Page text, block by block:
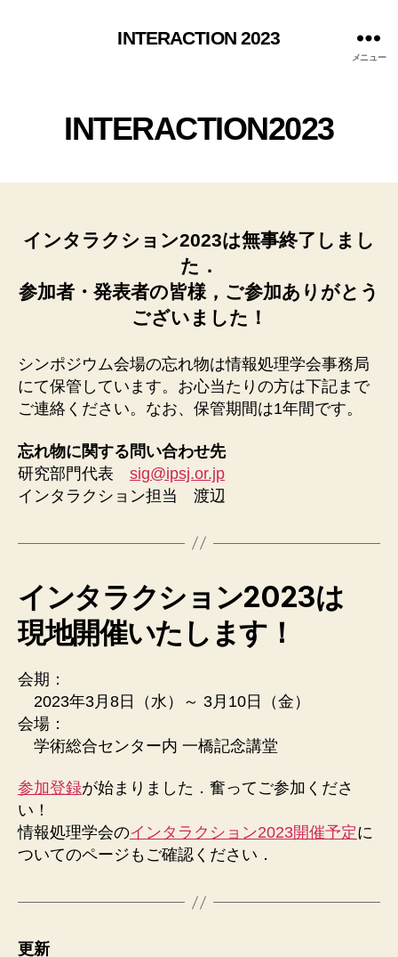
INTERACTION 2023
メニュー
INTERACTION2023
インタラクション2023は無事終了しまし
た．
参加者・発表者の皆様，ご参加ありがとう
ございました！
シンポジウム会場の忘れ物は情報処理学会事務局
にて保管しています。お心当たりの方は下記まで
ご連絡ください。なお、保管期間は1年間です。
忘れ物に関する問い合わせ先
研究部門代表 sig@ipsj.or.jp
インタラクション担当 渡辺
インタラクション2023は
現地開催いたします！
会期：
2023年3月8日（水）～ 3月10日（金）
会場：
学術総合センター内 一橋記念講堂
参加登録が始まりました．奮ってご参加くださ
い！
情報処理学会のインタラクション2023開催予定に
ついてのページもご確認ください．
更新